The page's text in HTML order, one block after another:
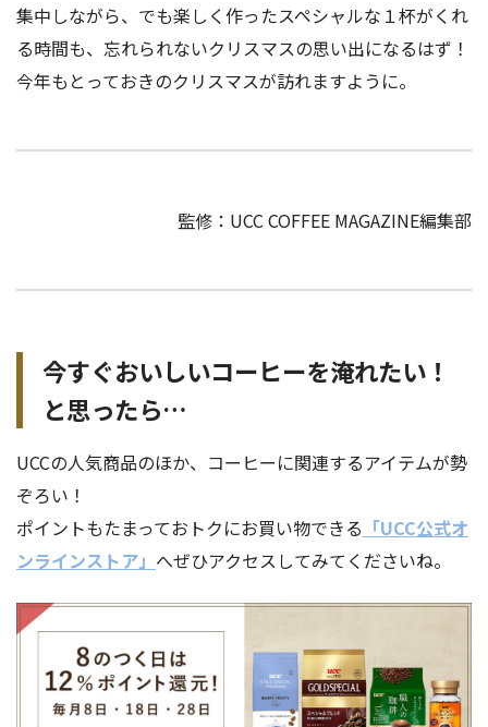
集中しながら、でも楽しく作ったスペシャルな１杯がくれ
る時間も、忘れられないクリスマスの思い出になるはず！
今年もとっておきのクリスマスが訪れますように。
監修：UCC COFFEE MAGAZINE編集部
今すぐおいしいコーヒーを淹れたい！
と思ったら…
UCCの人気商品のほか、コーヒーに関連するアイテムが勢
ぞろい！
ポイントもたまっておトクにお買い物できる 「UCC公式オ
ンラインストア」 へぜひアクセスしてみてくださいね。